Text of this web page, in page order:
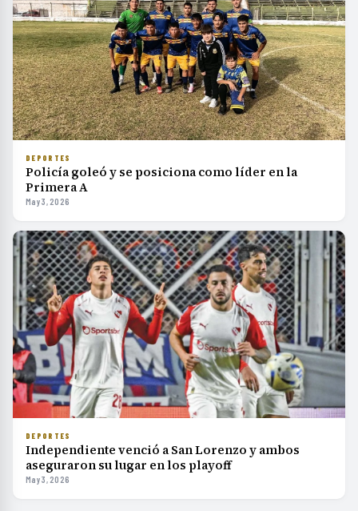
DEPORTES
Policía goleó y se posiciona como líder en la
Primera A
May 3, 2026
DEPORTES
Independiente venció a San Lorenzo y ambos
aseguraron su lugar en los playoff
May 3, 2026